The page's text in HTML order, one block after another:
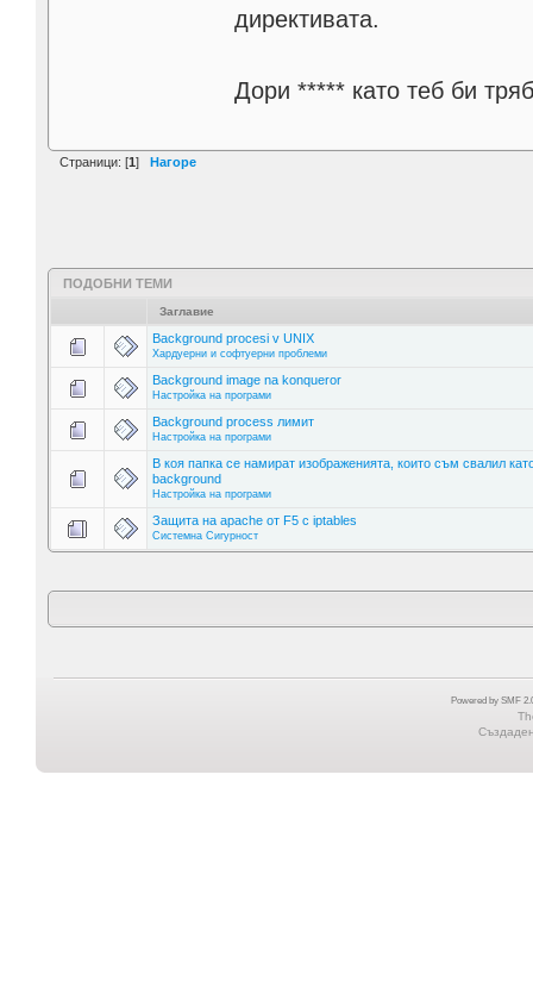
директивата.
Дори ***** като теб би
Страници: [1] Нагоре
ПОДОБНИ ТЕМИ
Заглавие
Background procesi v UNIX
Хардуерни и софтуерни проблеми
Background image na konqueror
Настройка на програми
Background process лимит
Настройка на програми
В коя папка се намират изображенията, които съм свалил
background
Настройка на програми
Защита на apache от F5 с iptables
Системна Сигурност
Powered by SMF